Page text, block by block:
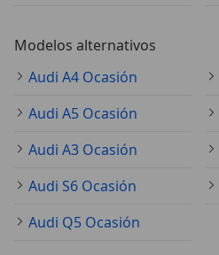
Modelos alternativos
Audi A4 Ocasión
Audi A5 Ocasión
Audi A3 Ocasión
Audi S6 Ocasión
Audi Q5 Ocasión